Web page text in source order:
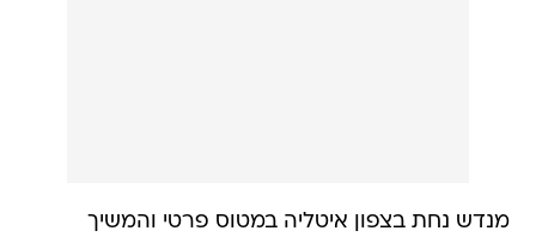
מנדש נחת בצפון איטליה במטוס פרטי והמשיך